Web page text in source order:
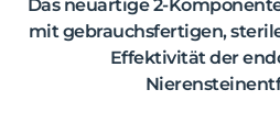
Das neuartige 2-
mit gebrauchsfertigen,
Effektivität der